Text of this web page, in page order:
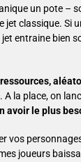
un pote –
classique. Si
jet entraine bien
la place, on
avoir le plus
joueurs